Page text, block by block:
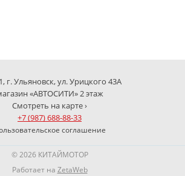
г. Ульяновск, ул. Урицкого 43А
«АВТОСИТИ» 2 этаж
Смотреть на карте ›
+7 (987) 688-88-33
соглашение
© 2026 КИТАЙМОТОР
Работает на ZetaWeb